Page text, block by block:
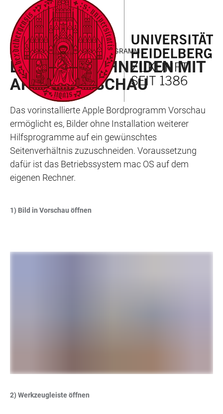
LINKS
ZUR
BARRIEREFREIHEIT
ZUM
HAUPTINHALT
HAUPTNAVIGATION
ÖFFNEN
WEBSEITENSUCHE
ÖFFNEN
ANLEITUNG MIT EXTERNEM PROGRAMM
BILDER ZUSCHNEIDEN MIT
APPLE VORSCHAU
Das vorinstallierte Apple Bordprogramm Vorschau
ermöglicht es, Bilder ohne Installation weiterer
Hilfsprogramme auf ein gewünschtes
Seitenverhältnis zuzuschneiden. Voraussetzung
dafür ist das Betriebssystem mac OS auf dem
eigenen Rechner.
1) Bild in Vorschau öffnen
2) Werkzeugleiste öffnen